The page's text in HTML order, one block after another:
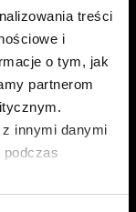
treści
i
o tym, jak
partnerom
innymi danymi
politykę
produktów,
kampanii i